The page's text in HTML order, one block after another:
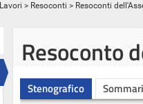
Lavori > Resoconti > Resoconti
Resoconto
Stenografico